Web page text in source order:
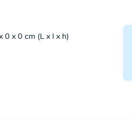
0 x 0 cm (L x l x h)